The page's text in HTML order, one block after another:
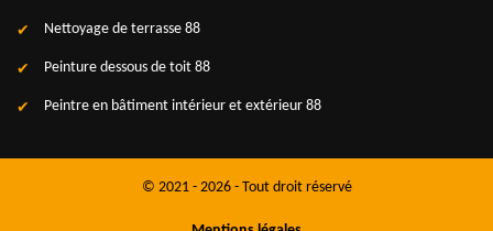
Nettoyage de terrasse 88
Peinture dessous de toit 88
Peintre en bâtiment intérieur et extérieur 88
© 2021 - 2026 - Tout droit réservé